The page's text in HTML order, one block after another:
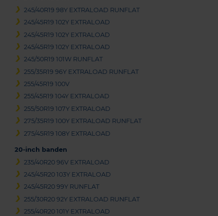
245/40R19 98Y EXTRALOAD RUNFLAT
245/45R19 102Y EXTRALOAD
245/45R19 102Y EXTRALOAD
245/45R19 102Y EXTRALOAD
245/50R19 101W RUNFLAT
255/35R19 96Y EXTRALOAD RUNFLAT
255/45R19 100V
255/45R19 104Y EXTRALOAD
255/50R19 107Y EXTRALOAD
275/35R19 100Y EXTRALOAD RUNFLAT
275/45R19 108Y EXTRALOAD
20-inch banden
235/40R20 96V EXTRALOAD
245/45R20 103Y EXTRALOAD
245/45R20 99Y RUNFLAT
255/30R20 92Y EXTRALOAD RUNFLAT
255/40R20 101Y EXTRALOAD